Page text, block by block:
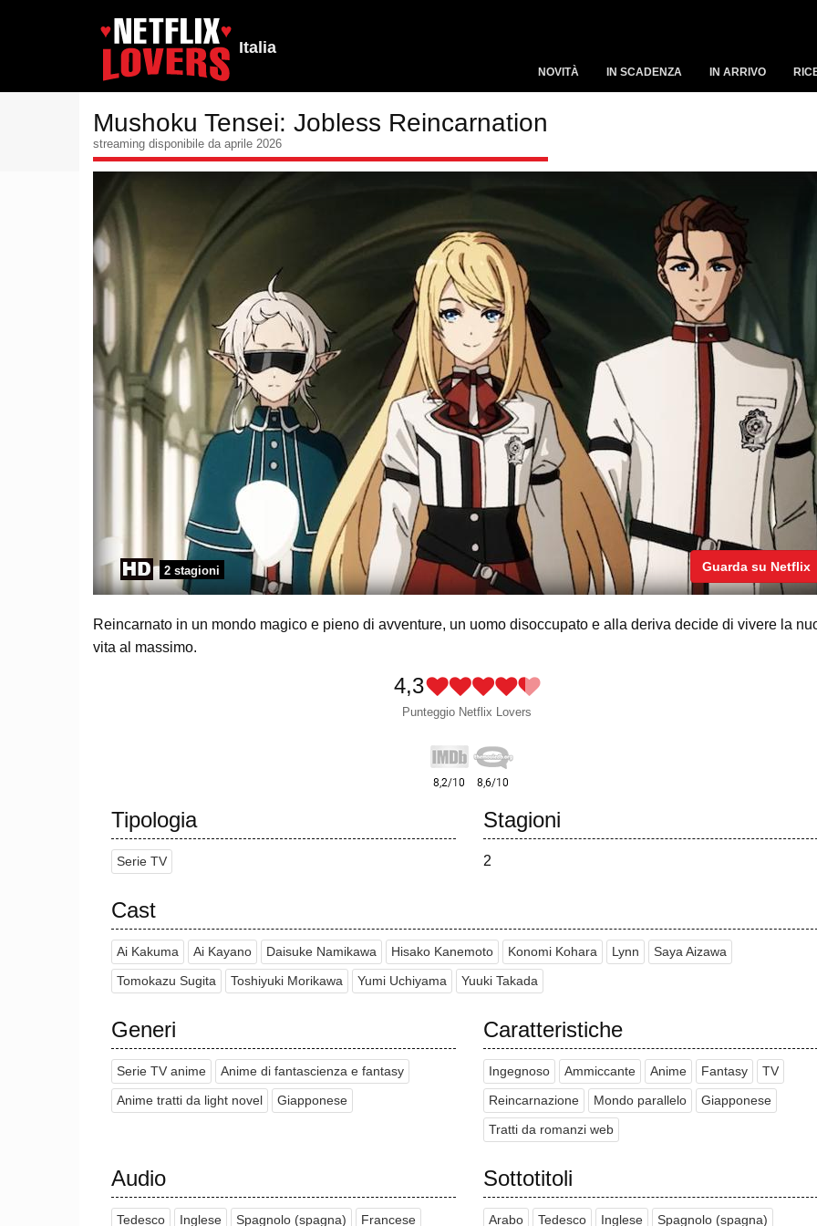
Italia
NOVITÀ IN SCADENZA IN ARRIVO
Mushoku Tensei: Jobless Reincarnation
streaming disponibile da aprile 2026
2 stagioni Guarda su Netflix
Reincarnato in un mondo magico e pieno di avventure, un uomo disoccupato e alla deriva decide di vivere la
vita al massimo.
4,3
Punteggio Netflix Lovers
Tipologia
Serie TV
Stagioni
2
Cast
Ai Kakuma Ai Kayano Daisuke Namikawa Hisako Kanemoto Konomi Kohara Lynn Saya Aizawa
Tomokazu Sugita Toshiyuki Morikawa Yumi Uchiyama Yuuki Takada
Generi
Serie TV anime Anime di fantascienza e fantasy
Anime tratti da light novel Giapponese
Caratteristiche
Ingegnoso Ammiccante Anime Fantasy TV
Reincarnazione Mondo parallelo Giapponese
Tratti da romanzi web
Audio
Tedesco Inglese Spagnolo (spagna) Francese
Sottotitoli
Arabo Tedesco Inglese Spagnolo (spagna)